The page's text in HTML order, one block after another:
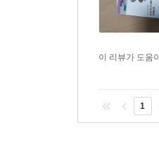
겠지만 정말로
않았다. 간절한
거양득이네! 하
이 리뷰가 도움
1